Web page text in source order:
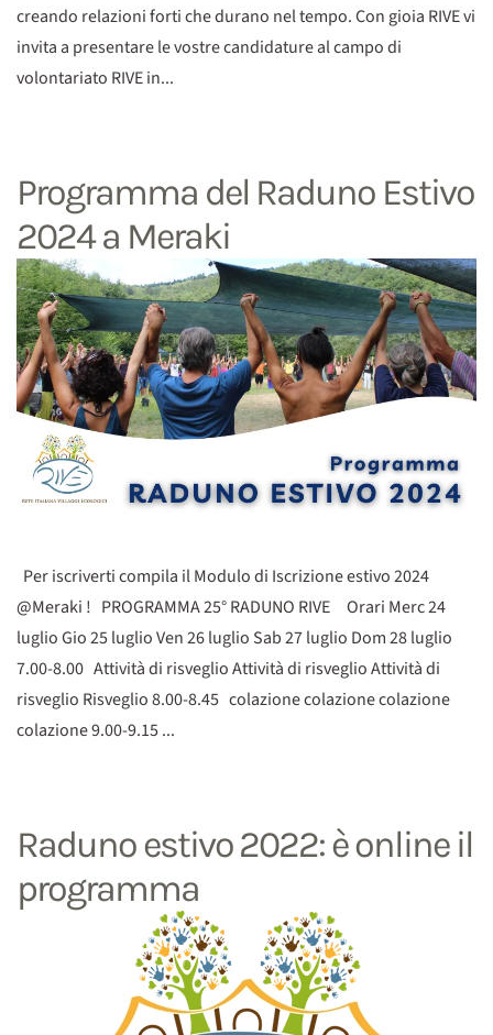
creando relazioni forti che durano nel tempo. Con gioia RIVE vi
invita a presentare le vostre candidature al campo di
volontariato RIVE in...
Programma del Raduno Estivo
2024 a Meraki
Per iscriverti compila il Modulo di Iscrizione estivo 2024
@Meraki ! PROGRAMMA 25° RADUNO RIVE Orari Merc 24
luglio Gio 25 luglio Ven 26 luglio Sab 27 luglio Dom 28 luglio
7.00-8.00 Attività di risveglio Attività di risveglio Attività di
risveglio Risveglio 8.00-8.45 colazione colazione colazione
colazione 9.00-9.15 ...
Raduno estivo 2022: è online il
programma